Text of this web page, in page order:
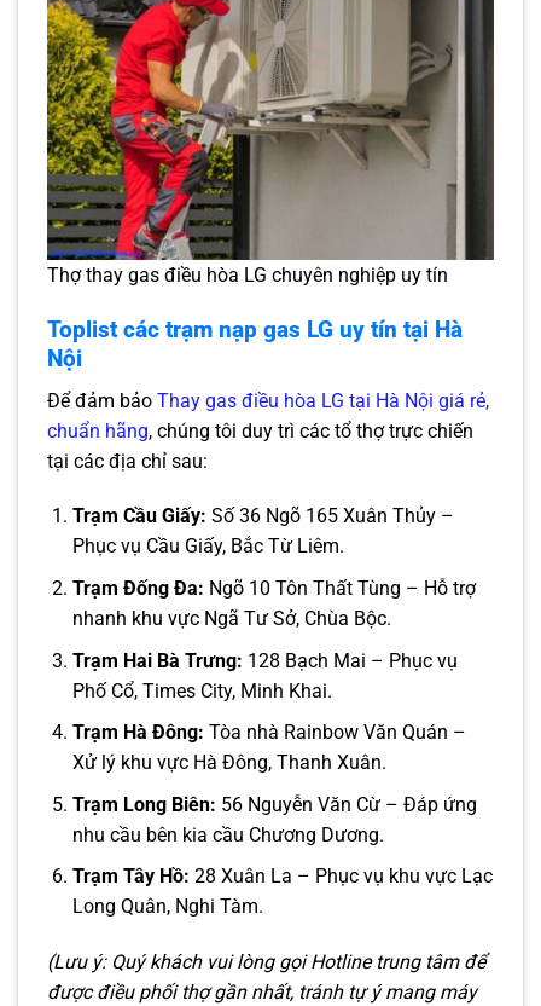
Thợ thay gas điều hòa LG chuyên nghiệp uy tín
Toplist các trạm nạp gas LG uy tín tại Hà
Nội
Để đảm bảo Thay gas điều hòa LG tại Hà Nội giá rẻ,
chuẩn hãng, chúng tôi duy trì các tổ thợ trực chiến
tại các địa chỉ sau:
Trạm Cầu Giấy: Số 36 Ngõ 165 Xuân Thủy –
Phục vụ Cầu Giấy, Bắc Từ Liêm.
Trạm Đống Đa: Ngõ 10 Tôn Thất Tùng – Hỗ trợ
nhanh khu vực Ngã Tư Sở, Chùa Bộc.
Trạm Hai Bà Trưng: 128 Bạch Mai – Phục vụ
Phố Cổ, Times City, Minh Khai.
Trạm Hà Đông: Tòa nhà Rainbow Văn Quán –
Xử lý khu vực Hà Đông, Thanh Xuân.
Trạm Long Biên: 56 Nguyễn Văn Cừ – Đáp ứng
nhu cầu bên kia cầu Chương Dương.
Trạm Tây Hồ: 28 Xuân La – Phục vụ khu vực Lạc
Long Quân, Nghi Tàm.
(Lưu ý: Quý khách vui lòng gọi Hotline trung tâm để
được điều phối thợ gần nhất, tránh tự ý mang máy